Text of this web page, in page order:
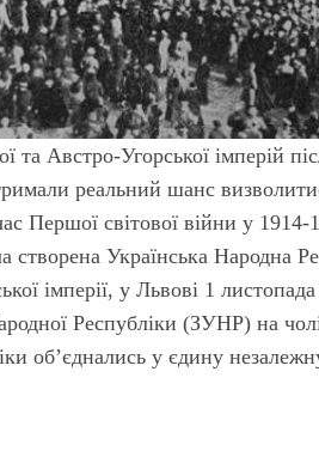
та Австро-Угорської імперій
реальний шанс
Першої світової війни у
створена Українська Народна
імперії, у Львові 1
Республіки (ЗУНР) на
об’єднались у єдину